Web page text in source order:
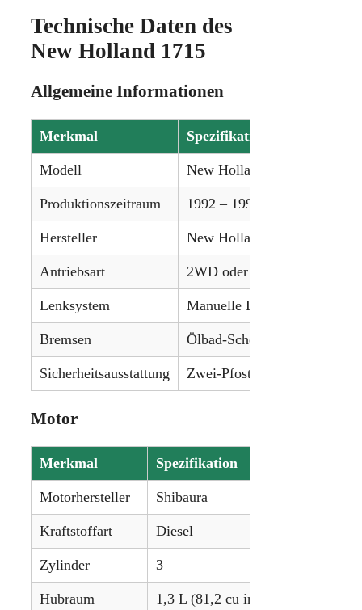
Technische Daten des
New Holland 1715
Allgemeine Informationen
Merkmal Spezifikation
Modell New Holland 1715
Produktionszeitraum 1992 – 1997
Hersteller New Holland
Antriebsart 2WD oder 4WD
Lenksystem Manuelle Lenkung
Bremsen Ölbad-Scheibenbremsen
Sicherheitsausstattung Zwei-Pfosten-ROPS
Motor
Merkmal Spezifikation
Motorhersteller Shibaura
Kraftstoffart Diesel
Zylinder 3
Hubraum 1,3 L (81,2 cu in)